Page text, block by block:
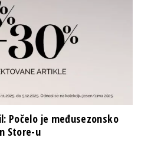
Počelo je međusezonsko
Store-u